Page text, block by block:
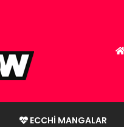
ECCHI MANGALAR